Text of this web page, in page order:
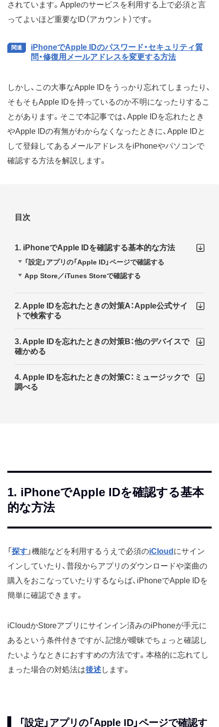
されています。Appleのサービスを利用する上で必須と言
ってよいほど重要なID（アカウント）です。
iPhoneでApple IDのパスワード・セキュリティ質
問・修復用メールアドレスを変更する方法
しかし、この大事なApple IDをうっかり忘れてしまったり、
そもそもApple IDを持っているのか不明になったりするこ
とがあります。そこで本記事では、Apple IDを忘れたとき
やApple IDの有無がわからなくなったときに、Apple IDと
して登録してあるメールアドレスをiPhoneやパソコンで
確認する方法を解説します。
目次
1. iPhoneでApple IDを確認する基本的な方法
「設定」アプリの「Apple ID」ページで確認する
App Store／iTunes Storeで確認する
2. Apple IDを忘れたときの対策A：Apple公式サイ
トで検索する
3. Apple IDを忘れたときの対策B：他のデバイスで
確かめる
4. Apple IDを忘れたときの対策C：ミュージックで
調べる
1. iPhoneでApple IDを確認する基本
的な方法
「 探す 」機能などを利用するうえで必須のiCloud にサイン
インしていたり、普段からアプリのダウンロードや楽曲の
購入をおこなっていたりするならば、iPhoneでApple IDを
簡単に確認できます。
iCloudかStoreアプリにサインイン済みのiPhoneが手元に
あるという条件付きですが、記憶が曖昧でちょっと確認し
たいようなときにおすすめの方法です。本格的に忘れてし
まった場合の対処法は後述します。
「設定」アプリの「Apple ID」ページで確認す